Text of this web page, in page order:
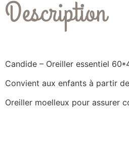
Description
Candide – Oreiller essentiel
Convient aux enfants à partir
Oreiller moelleux pour assurer